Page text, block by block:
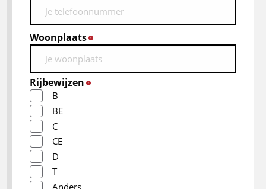
Woonplaats
Rijbewijzen
B
BE
C
CE
D
T
Anders